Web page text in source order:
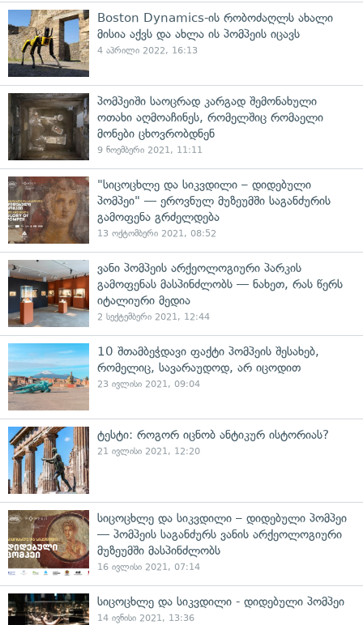
Boston Dynamics-ის რობოძაღლს ახალი
მისია აქვს და ახლა ის პომპეის იცავს
4 აპრილი 2022, 16:13
პომპეიში საოცრად კარგად შემონახული
ოთახი აღმოაჩინეს, რომელშიც რომაელი
მონები ცხოვრობდნენ
9 ნოემბერი 2021, 11:11
"სიცოცხლე და სიკვდილი – დიდებული
პომპეი" — ეროვნულ მუზეუმში საგანძურის
გამოფენა გრძელდება
13 ოქტომბერი 2021, 08:52
ვანი პომპეის არქეოლოგიური პარკის
გამოფენას მასპინძლობს — ნახეთ, რას წერს
იტალიური მედია
2 სექტემბერი 2021, 12:44
10 შთამბეჭდავი ფაქტი პომპეის შესახებ,
რომელიც, სავარაუდოდ, არ იცოდით
23 ივლისი 2021, 09:04
ტესტი: როგორ იცნობ ანტიკურ ისტორიას?
21 ივლისი 2021, 12:20
სიცოცხლე და სიკვდილი – დიდებული პომპეი
— პომპეის საგანძურს ვანის არქეოლოგიური
მუზეუმში მასპინძლობს
16 ივლისი 2021, 07:14
სიცოცხლე და სიკვდილი - დიდებული პომპეი
14 ივნისი 2021, 13:36